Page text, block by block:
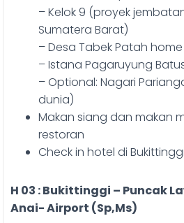
– Kelok 9 (proyek
Sumatera Barat)
– Desa Tabek Patah home
– Istana Pagaruyung
– Optional: Nagari
dunia)
Makan siang dan makan
restoran
Check in hotel di
H 03 : Bukittinggi – Puncak
Anai- Airport (Sp,Ms)